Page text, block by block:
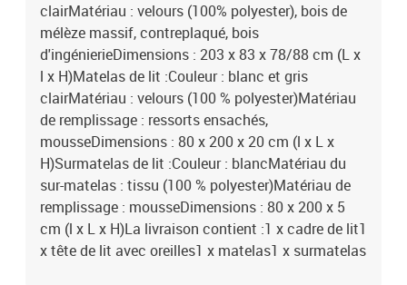
clairMatériau : velours (100% polyester), bois de
mélèze massif, contreplaqué, bois
d'ingénierieDimensions : 203 x 83 x 78/88 cm (L x
l x H)Matelas de lit :Couleur : blanc et gris
clairMatériau : velours (100 % polyester)Matériau
de remplissage : ressorts ensachés,
mousseDimensions : 80 x 200 x 20 cm (l x L x
H)Surmatelas de lit :Couleur : blancMatériau du
sur-matelas : tissu (100 % polyester)Matériau de
remplissage : mousseDimensions : 80 x 200 x 5
cm (l x L x H)La livraison contient :1 x cadre de lit1
x tête de lit avec oreilles1 x matelas1 x surmatelas